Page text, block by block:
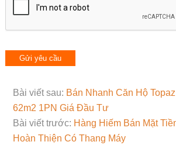
Bài viết sau: Bán Nhanh Căn Hộ
62m2 1PN Giá Đầu Tư
Bài viết trước: Hàng Hiếm Bán Mặt
Hoàn Thiện Có Thang Máy